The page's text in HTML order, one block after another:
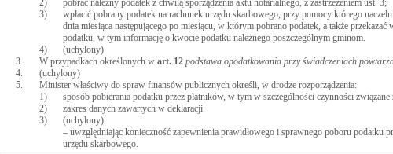
2)
pobrać należny podatek z chwilą sporządzenia aktu notarialnego, z zastrzeżeniem ust. 3;
3)
wpłacić pobrany podatek na rachunek urzędu skarbowego, przy pomocy którego
dnia miesiąca następującego po miesiącu, w którym pobrano podatek, a także
podatku, w tym informację o kwocie podatku należnego poszczególnym gminom.
4)
(uchylony)
3.
W przypadkach określonych w art. 12 podstawa opodatkowania przy świadczeniach
4.
(uchylony)
5.
Minister właściwy do spraw finansów publicznych określi, w drodze rozporządzenia:
1)
sposób pobierania podatku przez płatników, w tym w szczególności czynności
2)
zakres danych zawartych w deklaracji
3)
(uchylony)
– uwzględniając konieczność zapewnienia prawidłowego i sprawnego poboru
urzędu skarbowego.